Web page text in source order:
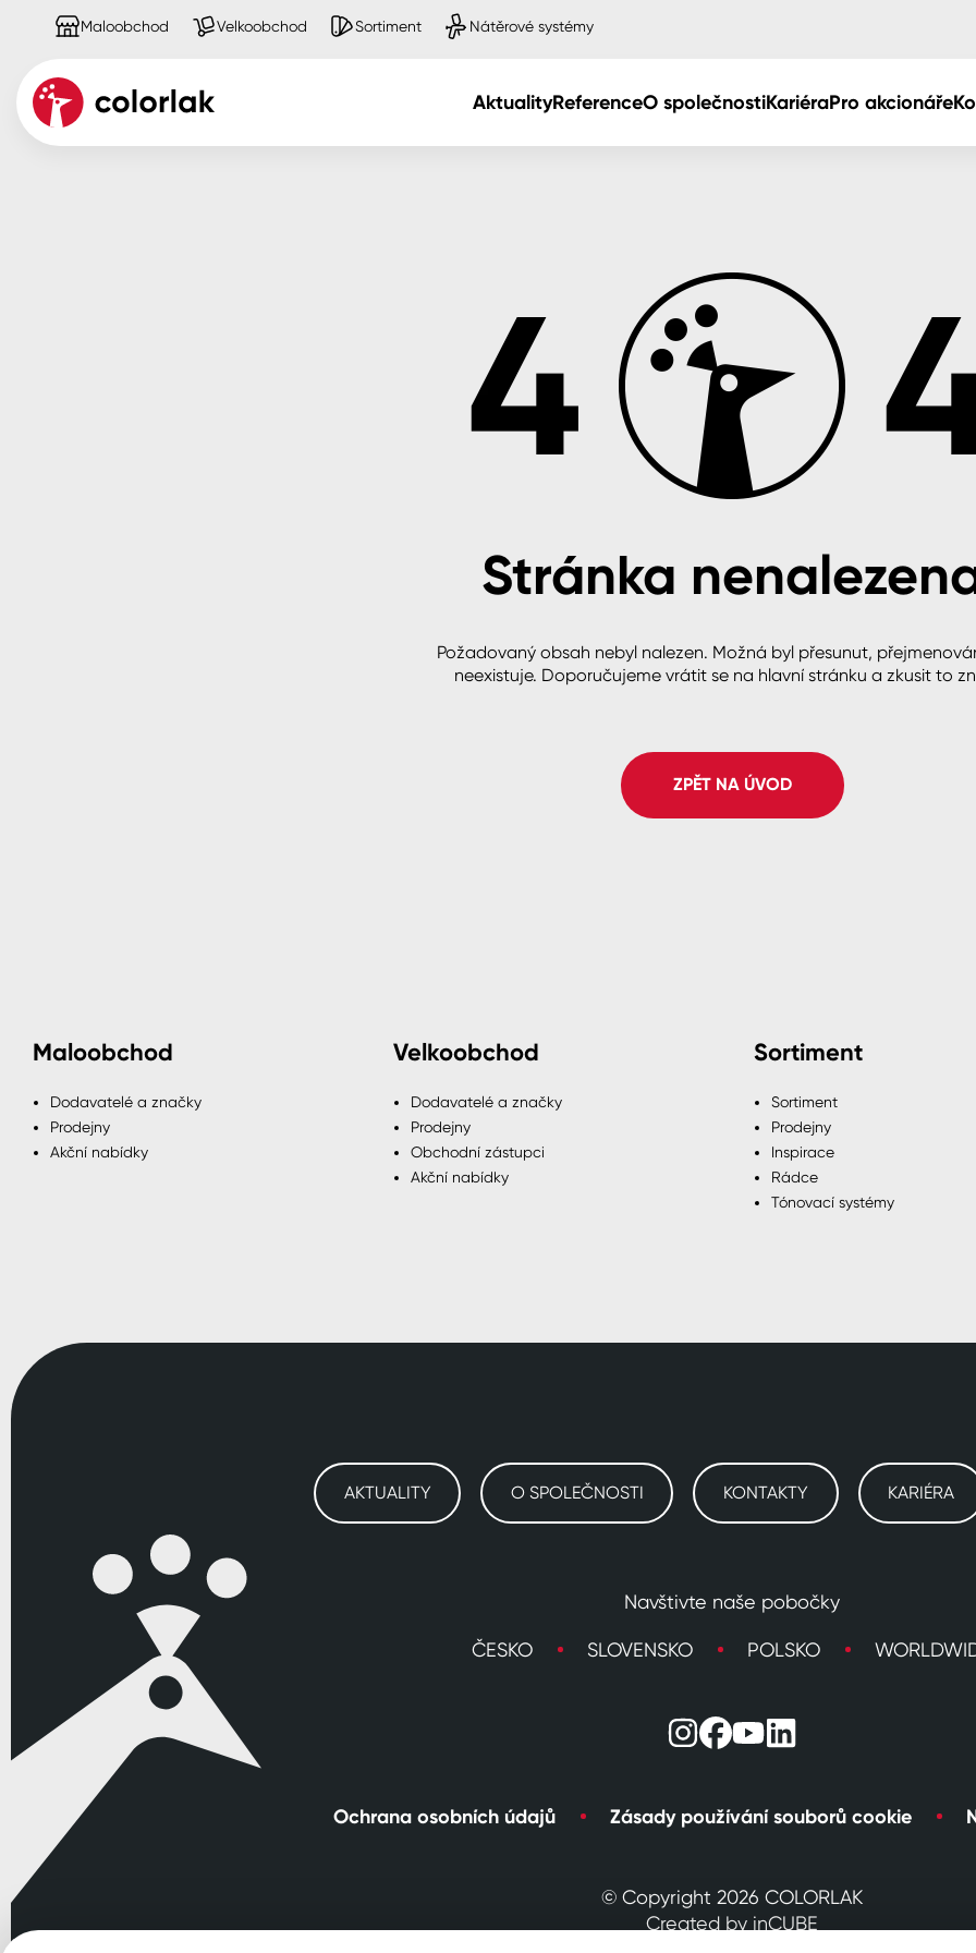
Maloobchod Velkoobchod Sortiment Nátěrové systémy
AktualityReferenceO společnostiKariéraPro akcionáře
Ředidla, tužidla, čističe, technickéStránka
Požadovaný obsah nebyl nalezen. Možná byl přesunut,
neexistuje. Doporučujeme vrátit se na hlavní stránku a zkusit to
ZPĚT NA ÚVOD
Maloobchod
Dodavatelé a značky
Prodejny
Akční nabídky
Velkoobchod
Dodavatelé a značky
Prodejny
Obchodní zástupci
Akční nabídky
Sortiment
Sortiment
Prodejny
Inspirace
Rádce
Tónovací systémy
AKTUALITY O SPOLEČNOSTI KONTAKTY KARIÉRA
Navštivte naše pobočky
ČESKO SLOVENSKO POLSKO
Ochrana osobních údajů Zásady používání souborů cookie
© Copyright 2026 COLORLAK
Created by inCUBE